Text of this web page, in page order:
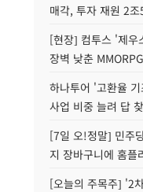
매각, 투자 재원 2
[현장] 컴투스 '제우
장벽 낮춘
하나투어 '고환율
사업 비중 늘려 답
[7일 오!정말] 민주
지 장바구니에 홈플
[오늘의 주목주] '2